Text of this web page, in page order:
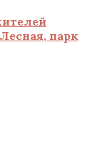
парк